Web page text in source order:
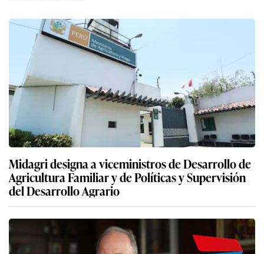
Midagri designa a viceministros de Desarrollo de
Agricultura Familiar y de Políticas y Supervisión
del Desarrollo Agrario